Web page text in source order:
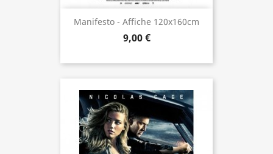
Manifesto - Affiche 120x160cm
9,00 €